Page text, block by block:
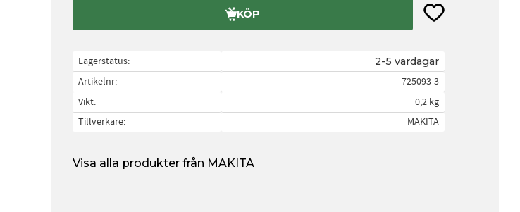
KÖP Lägg till i
Lagerstatus 2-5 vardagar
Artikelnr
725093-3
Vikt
0,2 kg
Tillverkare
MAKITA
Visa alla produkter från MAKITA